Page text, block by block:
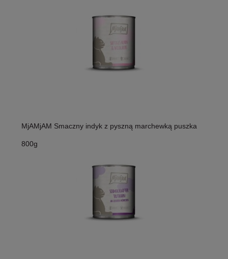
MjAMjAM Smaczny indyk z pyszną marchewką puszka
800g